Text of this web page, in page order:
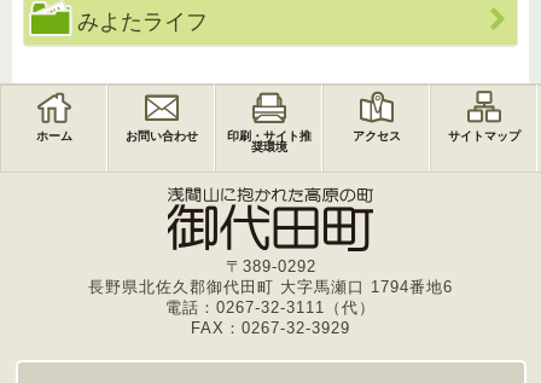
みよたライフ
ホーム お問い合わせ
印刷・サイト推
奨環境
アクセス サイトマップ
〒389-0292
長野県北佐久郡御代田町 大字馬瀬口 1794番地6
電話：0267-32-3111（代）
FAX：0267-32-3929